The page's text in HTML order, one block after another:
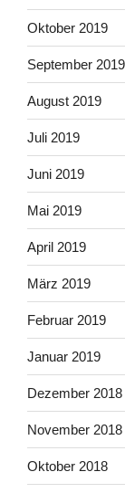
Oktober 2019
September 2019
August 2019
Juli 2019
Juni 2019
Mai 2019
April 2019
März 2019
Februar 2019
Januar 2019
Dezember 2018
November 2018
Oktober 2018